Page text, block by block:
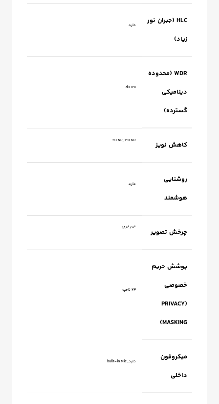
HLC (جبران نور
زیاد)
دارد
WDR (محدوده
دینامیکی
گسترده)
120 dB
کاهش نویز 2D NR; 3D NR
روشنایی
هوشمند
دارد
چرخش تصویر 0°/180°
پوشش حریم
خصوصی
(PRIVACY
MASKING)
24 ناحیه
میکروفون
داخلی
دارد, built-in Mic